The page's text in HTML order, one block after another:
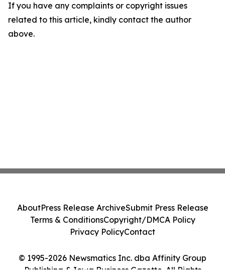
If you have any complaints or copyright issues
related to this article, kindly contact the author
above.
© 1995-2026 Newsmatics Inc. dba Affinity Group
Publishing & Iowa Business Gazette. All Rights
AboutPress Release ArchiveSubmit Press Release
Terms & ConditionsCopyright/DMCA Policy
Privacy PolicyContact